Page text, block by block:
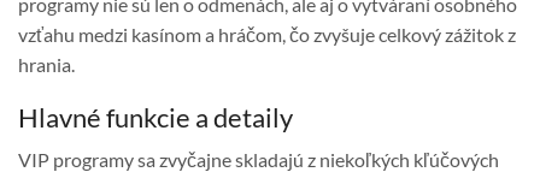
vzťahu medzi kasínom a hráčom, čo zvyšuje celkový zážitok z
hrania.
Hlavné funkcie a detaily
VIP programy sa zvyčajne skladajú z niekoľkých kľúčových